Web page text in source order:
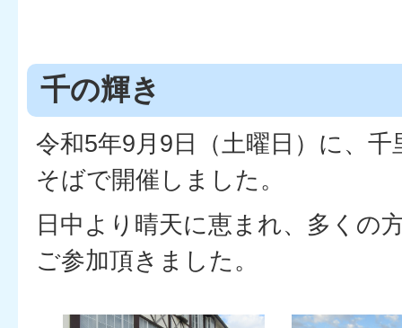
千の輝き
令和5年9月9日（土曜日）に、
そばで開催しました。
日中より晴天に恵まれ、多くの
ご参加頂きました。